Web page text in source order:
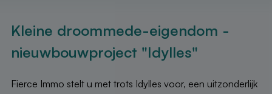
Kleine droommede-eigendom -
nieuwbouwproject "Idylles"
Fierce Immo stelt u met trots Idylles voor, een uitzonderlijk